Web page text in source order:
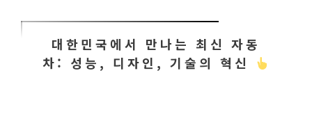
대한민국에서 만나는 최신 자동
차: 성능, 디자인, 기술의 혁신